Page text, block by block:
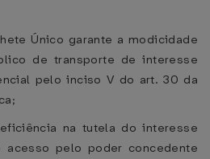
Único garante a modicidade
de transporte de interesse
pelo inciso V do art. 30 da
na tutela do interesse
pelo poder concedente